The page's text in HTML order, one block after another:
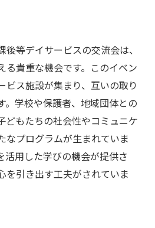
等デイサービスの交流会は、
る貴重な機会です。このイベン
ビス施設が集まり、互いの取り
。学校や保護者、地域団体との
どもたちの社会性やコミュニケ
なプログラムが生まれていま
活用した学びの機会が提供さ
を引き出す工夫がされていま